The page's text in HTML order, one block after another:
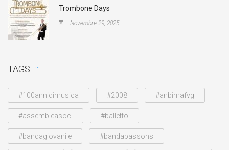
Trombone Days
Novembre 29, 2025
TAGS
#100annidimusica #2008 #anbimafvg
#assembleasoci #balletto
#bandagiovanile #bandapassons